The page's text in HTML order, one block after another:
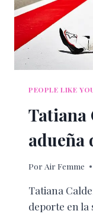
PEOPLE LIKE
Tatiana
adueña
Por Air Femme
Tatiana
deporte en la